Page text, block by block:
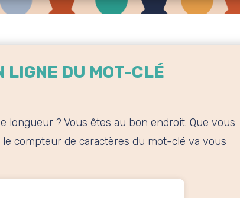
LIGNE DU MOT-CLÉ
longueur ? Vous êtes au bon endroit. Que vous
compteur de caractères du mot-clé va vous